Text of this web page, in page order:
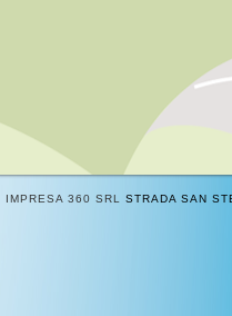
IMPRESA 360 SRL STRADA SAN